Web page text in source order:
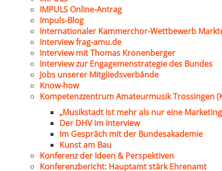
IMPULS Online-Antrag
Impuls-Blog
Internationaler Kammerchor-Wettbewerb
Interview frag-amu.de
Interview mit Thomas Kronenberger
Interview zur Engagemenstrategie des Bundes
Jobs unserer Mitgliedsverbände
Know-how
Kompetenzzentrum Amateurmusik Trossingen
„Musikstadt ist mehr als nur eine
Der DHV im Interview
Im Gespräch mit der Bundesakademie
Kunst am Bau
Konferenz der Ideen & Perspektiven
Konferenzbericht: Hauptamt stärk Ehrenamt